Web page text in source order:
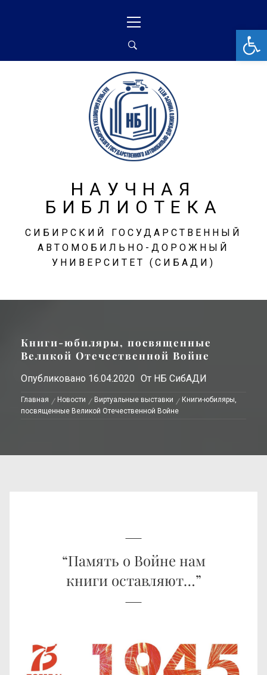
НАУЧНАЯ
БИБЛИОТЕКА
СИБИРСКИЙ ГОСУДАРСТВЕННЫЙ
АВТОМОБИЛЬНО-ДОРОЖНЫЙ
УНИВЕРСИТЕТ (СИБАДИ)
Книги-юбиляры, посвященные
Великой Отечественной Войне
Опубликовано 16.04.2020 От НБ СибАДИ
Главная Новости Виртуальные выставки
Книги-юбиляры,
посвященные Великой Отечественной Войне
“Память о Войне нам
книги оставляют…”